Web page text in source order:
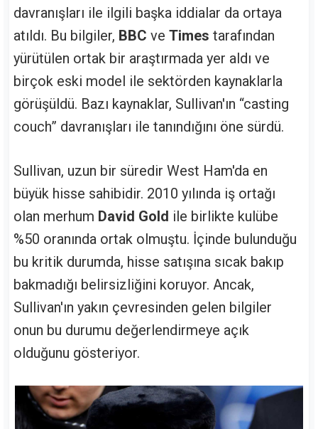
davranışları ile ilgili başka iddialar da ortaya
atıldı. Bu bilgiler, BBC ve Times tarafından
yürütülen ortak bir araştırmada yer aldı ve
birçok eski model ile sektörden kaynaklarla
görüşüldü. Bazı kaynaklar, Sullivan'ın “casting
couch” davranışları ile tanındığını öne sürdü.
Sullivan, uzun bir süredir West Ham'da en
büyük hisse sahibidir. 2010 yılında iş ortağı
olan merhum David Gold ile birlikte kulübe
%50 oranında ortak olmuştu. İçinde bulunduğu
bu kritik durumda, hisse satışına sıcak bakıp
bakmadığı belirsizliğini koruyor. Ancak,
Sullivan'ın yakın çevresinden gelen bilgiler
onun bu durumu değerlendirmeye açık
olduğunu gösteriyor.